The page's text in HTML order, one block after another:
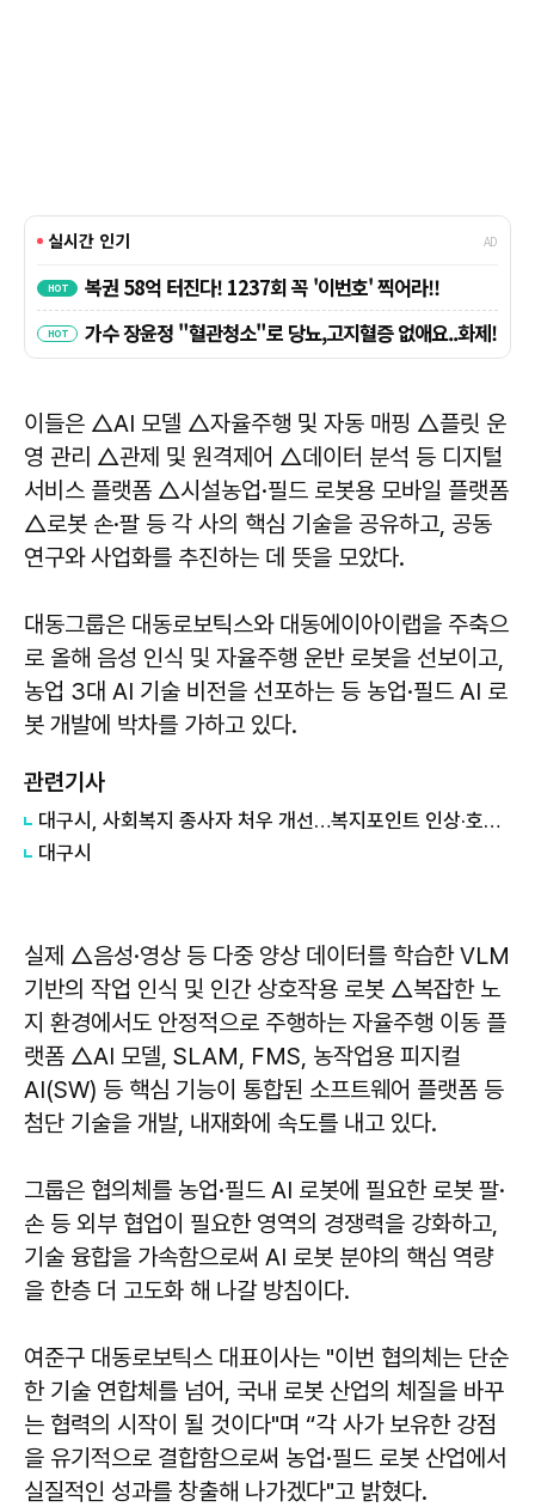
이들은 △AI 모델 △자율주행 및 자동 매핑 △플릿 운
영 관리 △관제 및 원격제어 △데이터 분석 등 디지털
서비스 플랫폼 △시설농업·필드 로봇용 모바일 플랫폼
△로봇 손·팔 등 각 사의 핵심 기술을 공유하고, 공동
연구와 사업화를 추진하는 데 뜻을 모았다.
대동그룹은 대동로보틱스와 대동에이아이랩을 주축으
로 올해 음성 인식 및 자율주행 운반 로봇을 선보이고,
농업 3대 AI 기술 비전을 선포하는 등 농업·필드 AI 로
봇 개발에 박차를 가하고 있다.
관련기사
대구시, 사회복지 종사자 처우 개선…복지포인트 인상·호봉상한제 철폐
대구시
실제 △음성·영상 등 다중 양상 데이터를 학습한 VLM
기반의 작업 인식 및 인간 상호작용 로봇 △복잡한 노
지 환경에서도 안정적으로 주행하는 자율주행 이동 플
랫폼 △AI 모델, SLAM, FMS, 농작업용 피지컬
AI(SW) 등 핵심 기능이 통합된 소프트웨어 플랫폼 등
첨단 기술을 개발, 내재화에 속도를 내고 있다.
그룹은 협의체를 농업·필드 AI 로봇에 필요한 로봇 팔·
손 등 외부 협업이 필요한 영역의 경쟁력을 강화하고,
기술 융합을 가속함으로써 AI 로봇 분야의 핵심 역량
을 한층 더 고도화 해 나갈 방침이다.
여준구 대동로보틱스 대표이사는 "이번 협의체는 단순
한 기술 연합체를 넘어, 국내 로봇 산업의 체질을 바꾸
는 협력의 시작이 될 것이다"며 “각 사가 보유한 강점
을 유기적으로 결합함으로써 농업·필드 로봇 산업에서
실질적인 성과를 창출해 나가겠다"고 밝혔다.